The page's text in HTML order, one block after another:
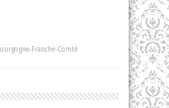
Franche-Comté